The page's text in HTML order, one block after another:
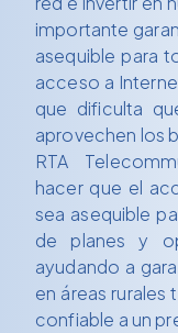
importante
asequible para
acceso a
que dificulta
aprovechen los
RTA
hacer que el
sea asequible
de planes y
ayudando a
en áreas
confiable a un